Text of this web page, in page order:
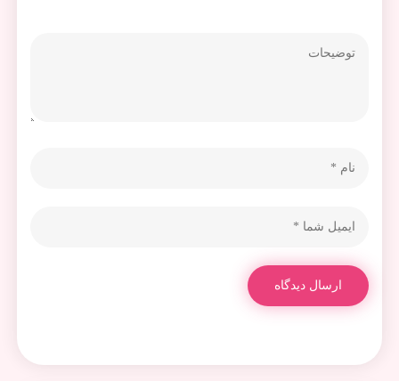
ارسال دیدگاه